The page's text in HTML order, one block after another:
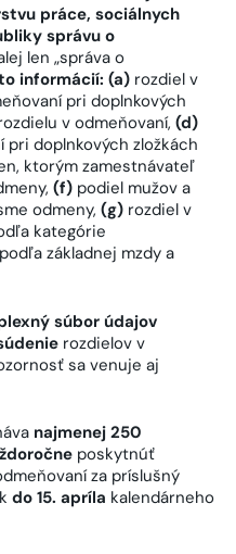
práce, sociálnych
správu o
len „správa o
informácií: (a) rozdiel v
pri doplnkových
v odmeňovaní, (d)
pri doplnkových zložkách
ktorým zamestnávateľ
(f) podiel mužov a
odmeny, (g) rozdiel v
kategórie
základnej mzdy a
súbor údajov
rozdielov v
sa venuje aj
najmenej 250
poskytnúť
za príslušný
do 15. apríla kalendárneho